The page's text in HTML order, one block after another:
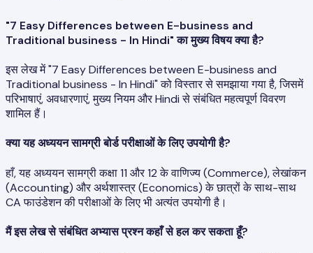
"7 Easy Differences between E-business and
Traditional business - In Hindi" का मुख्य विषय क्या है?
इस लेख में "7 Easy Differences between E-business and
Traditional business - In Hindi" को विस्तार से समझाया गया है, जिसमें
परिभाषाएं, अवधारणाएं, मुख्य नियम और Hindi से संबंधित महत्वपूर्ण विवरण
शामिल हैं।
क्या यह अध्ययन सामग्री बोर्ड परीक्षाओं के लिए उपयोगी है?
हाँ, यह अध्ययन सामग्री कक्षा 11 और 12 के वाणिज्य (Commerce), लेखांकन
(Accounting) और अर्थशास्त्र (Economics) के छात्रों के साथ-साथ
CA फाउंडेशन की परीक्षाओं के लिए भी अत्यंत उपयोगी है।
मैं इस लेख से संबंधित अभ्यास प्रश्न कहाँ से हल कर सकता हूँ?